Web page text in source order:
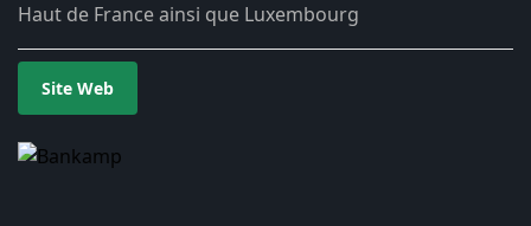
Haut de France ainsi que Luxembourg
Site Web